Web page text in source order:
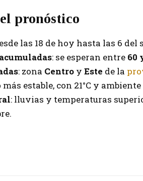
pronóstico
las 18 de hoy hasta las 6 del
: se esperan entre 60
: zona Centro y Este de la
estable, con 21°C y
: lluvias y temperaturas